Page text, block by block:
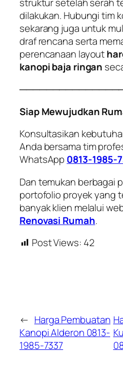
dilakukan. Hubungi tim
sekarang juga untuk
draf rencana serta
perencanaan layout
kanopi baja ringan
Siap Mewujudkan
Konsultasikan
Anda bersama tim
WhatsApp 0813-1985-
Dan temukan berbagai
portofolio proyek yang
banyak klien melalui
Renovasi Rumah.
Post Views: 42
← Harga Pembuatan
Kanopi Alderon 0813-
1985-7337